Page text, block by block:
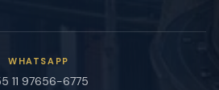
WHATSAPP
11 97656-6775